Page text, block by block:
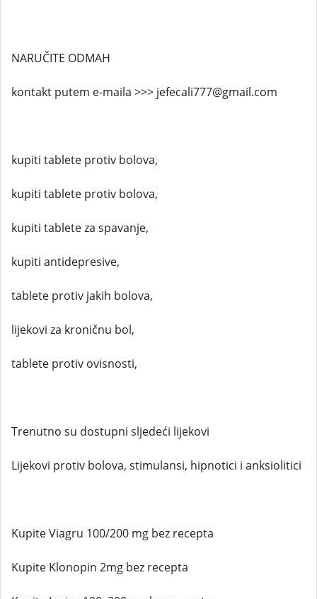
NARUČITE ODMAH
kontakt putem e-maila >>> jefecali777@gmail.com
kupiti tablete protiv bolova,
kupiti tablete protiv bolova,
kupiti tablete za spavanje,
kupiti antidepresive,
tablete protiv jakih bolova,
lijekovi za kroničnu bol,
tablete protiv ovisnosti,
Trenutno su dostupni sljedeći lijekovi
Lijekovi protiv bolova, stimulansi, hipnotici i anksiolitici
Kupite Viagru 100/200 mg bez recepta
Kupite Klonopin 2mg bez recepta